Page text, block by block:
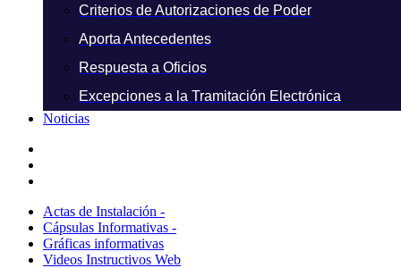
Criterios de Autorizaciones de Poder
Aporta Antecedentes
Respuesta a Oficios
Excepciones a la Tramitación Electrónica
Noticias
Actas de Instalación -
Cápsulas Informativas -
Gráficas informativas
Videos Instructivos Web